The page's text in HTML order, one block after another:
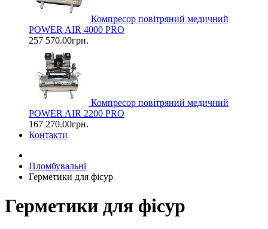
Компресор повітряний медичний
POWER AIR 4000 PRO
257 570.00грн.
Компресор повітряний медичний
POWER AIR 2200 PRO
167 270.00грн.
Контакти
Пломбувальні
Герметики для фісур
Герметики для фісур